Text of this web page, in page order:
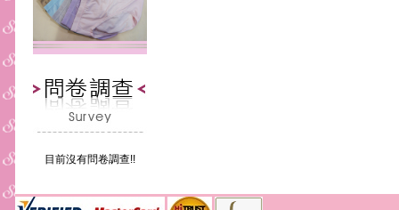
目前沒有問卷調查!!